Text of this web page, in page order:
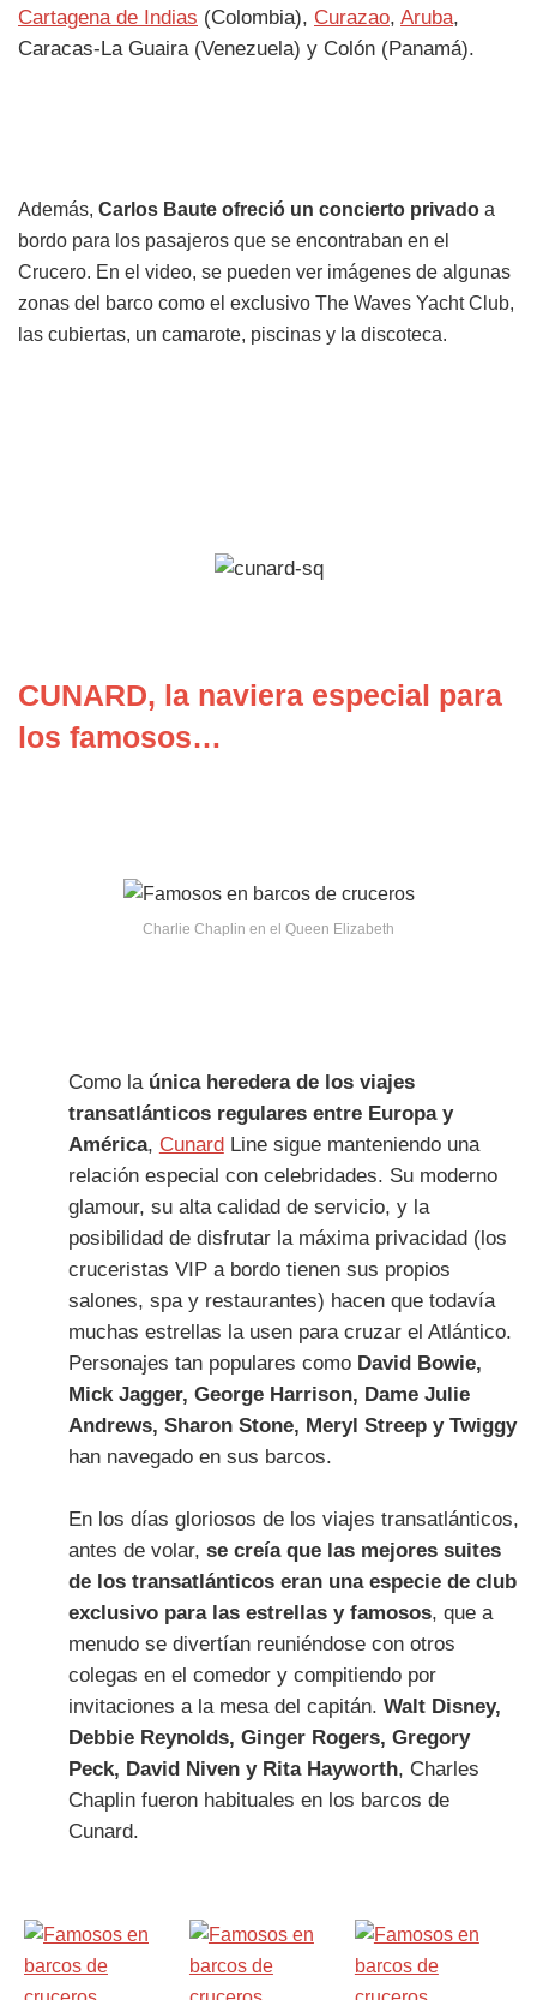
Cartagena de Indias (Colombia), Curazao, Aruba,
Caracas-La Guaira (Venezuela) y Colón (Panamá).
Además, Carlos Baute ofreció un concierto privado a
bordo para los pasajeros que se encontraban en el
Crucero. En el video, se pueden ver imágenes de algunas
zonas del barco como el exclusivo The Waves Yacht Club,
las cubiertas, un camarote, piscinas y la discoteca.
CUNARD, la naviera especial para
los famosos…
Charlie Chaplin en el Queen Elizabeth
Como la única heredera de los viajes
transatlánticos regulares entre Europa y
América, CunardLine sigue manteniendo una
relación especial con celebridades. Su moderno
glamour, su alta calidad de servicio, y la
posibilidad de disfrutar la máxima privacidad (los
cruceristas VIP a bordo tienen sus propios
salones, spa y restaurantes) hacen que todavía
muchas estrellas la usen para cruzar el Atlántico.
Personajes tan populares como David Bowie,
Mick Jagger, George Harrison, Dame Julie
Andrews, Sharon Stone, Meryl Streep y Twiggy
han navegado en sus barcos.
En los días gloriosos de los viajes transatlánticos,
antes de volar, se creía que las mejores suites
de los transatlánticos eran una especie de club
exclusivo para las estrellas y famosos, que a
menudo se divertían reuniéndose con otros
colegas en el comedor y compitiendo por
invitaciones a la mesa del capitán. Walt Disney,
Debbie Reynolds, Ginger Rogers, Gregory
Peck, David Niven y Rita Hayworth, Charles
Chaplin fueron habituales en los barcos de
Cunard.